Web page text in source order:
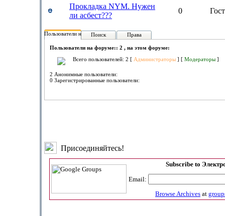
Прокладка NYM. Нужен
ли асбест???
0
Пользователи на форуме:
Поиск Права
Пользователи на форуме:: 2 , на этом форуме:
Всего пользователей: 2 [ Администраторы ] [ Модераторы ]
2 Анонимные пользователи:
0 Зарегистрированные пользователи:
Присоединяйтесь!
Subscribe to
Email:
Browse Archives at